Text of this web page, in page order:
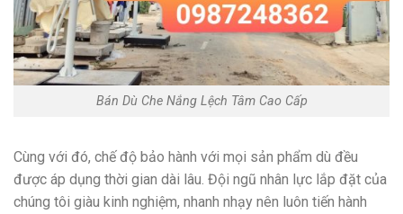
Bán Dù Che Nắng Lệch Tâm Cao Cấp
Cùng với đó, chế độ bảo hành với mọi sản phẩm dù đều
được áp dụng thời gian dài lâu. Đội ngũ nhân lực lắp đặt của
chúng tôi giàu kinh nghiệm, nhanh nhạy nên luôn tiến hành